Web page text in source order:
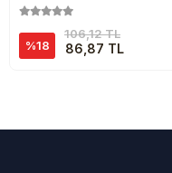
%18
106,12 TL
86,87 TL